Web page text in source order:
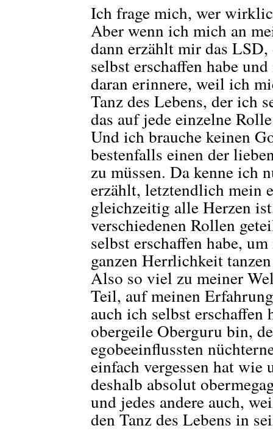
Ich frage mich, wer
Aber wenn ich mich an
dann erzählt mir das
selbst erschaffen habe
daran erinnere, weil ich
Tanz des Lebens, der ich
das auf jede einzelne
Und ich brauche keinen
bestenfalls einen der
zu müssen. Da kenne ich
erzählt, letztendlich mein
gleichzeitig alle Herzen
verschiedenen Rollen
selbst erschaffen habe,
ganzen Herrlichkeit
Also so viel zu meiner
Teil, auf meinen
auch ich selbst
obergeile Oberguru bin,
egobeeinflussten
einfach vergessen hat
deshalb absolut
und jedes andere auch,
den Tanz des Lebens in